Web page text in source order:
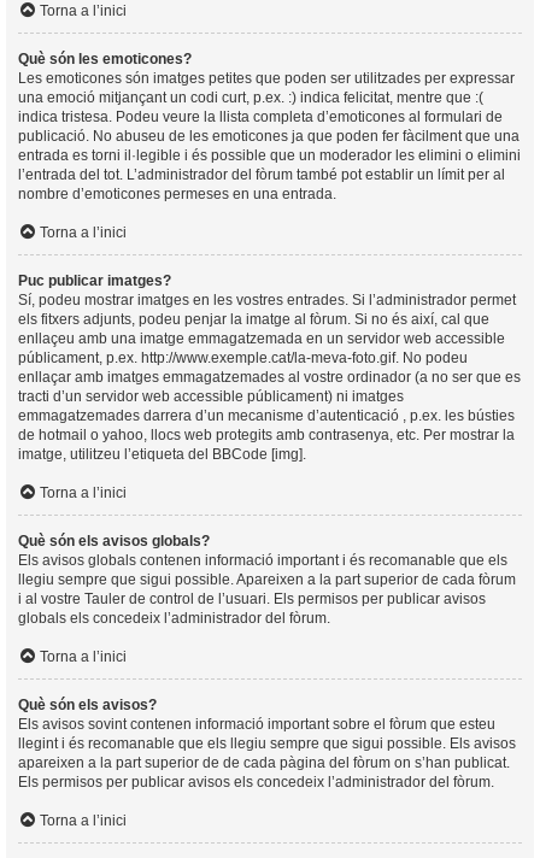
Torna a l’inici
Què són les emoticones?
Les emoticones són imatges petites que poden ser utilitzades per expressar
una emoció mitjançant un codi curt, p.ex. :) indica felicitat, mentre que :(
indica tristesa. Podeu veure la llista completa d’emoticones al formulari de
publicació. No abuseu de les emoticones ja que poden fer fàcilment que una
entrada es torni il·legible i és possible que un moderador les elimini o elimini
l’entrada del tot. L’administrador del fòrum també pot establir un límit per al
nombre d’emoticones permeses en una entrada.
Torna a l’inici
Puc publicar imatges?
Sí, podeu mostrar imatges en les vostres entrades. Si l’administrador permet
els fitxers adjunts, podeu penjar la imatge al fòrum. Si no és així, cal que
enllaçeu amb una imatge emmagatzemada en un servidor web accessible
públicament, p.ex. http://www.exemple.cat/la-meva-foto.gif. No podeu
enllaçar amb imatges emmagatzemades al vostre ordinador (a no ser que es
tracti d’un servidor web accessible públicament) ni imatges
emmagatzemades darrera d’un mecanisme d’autenticació , p.ex. les bústies
de hotmail o yahoo, llocs web protegits amb contrasenya, etc. Per mostrar la
imatge, utilitzeu l’etiqueta del BBCode [img].
Torna a l’inici
Què són els avisos globals?
Els avisos globals contenen informació important i és recomanable que els
llegiu sempre que sigui possible. Apareixen a la part superior de cada fòrum
i al vostre Tauler de control de l’usuari. Els permisos per publicar avisos
globals els concedeix l’administrador del fòrum.
Torna a l’inici
Què són els avisos?
Els avisos sovint contenen informació important sobre el fòrum que esteu
llegint i és recomanable que els llegiu sempre que sigui possible. Els avisos
apareixen a la part superior de de cada pàgina del fòrum on s’han publicat.
Els permisos per publicar avisos els concedeix l’administrador del fòrum.
Torna a l’inici